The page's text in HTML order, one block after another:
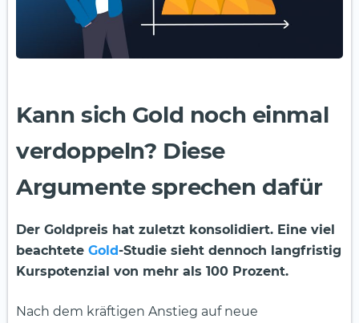
Kann sich Gold noch einmal
verdoppeln? Diese
Argumente sprechen dafür
Der Goldpreis hat zuletzt konsolidiert. Eine viel
beachtete Gold-Studie sieht dennoch langfristig
Kurspotenzial von mehr als 100 Prozent.
Nach dem kräftigen Anstieg auf neue